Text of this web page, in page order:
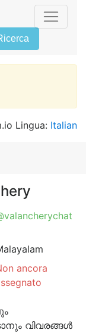
Lingua: Italian
ancora
വിവരങ്ങള്‍